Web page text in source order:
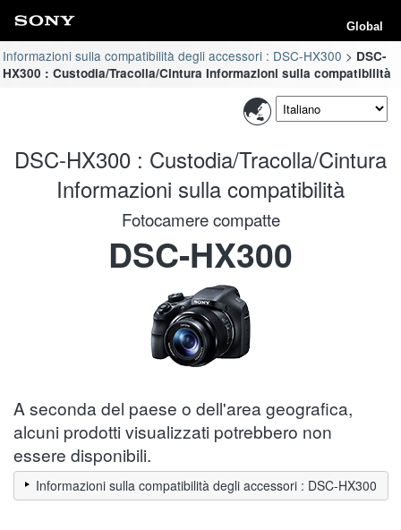
Global
Informazioni sulla compatibilità degli accessori : DSC-HX300
DSC-
HX300 : Custodia/Tracolla/Cintura Informazioni sulla compatibilità
DSC-HX300 : Custodia/Tracolla/Cintura
Informazioni sulla compatibilità
Fotocamere compatte
DSC-HX300
A seconda del paese o dell'area geografica,
alcuni prodotti visualizzati potrebbero non
essere disponibili.
Informazioni sulla compatibilità degli accessori : DSC-HX300